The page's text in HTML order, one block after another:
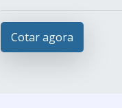
Cotar agora